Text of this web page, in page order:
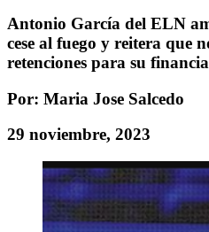
Antonio García del ELN
cese al fuego y reitera que
retenciones para su
Por: Maria Jose Salcedo
29 noviembre, 2023